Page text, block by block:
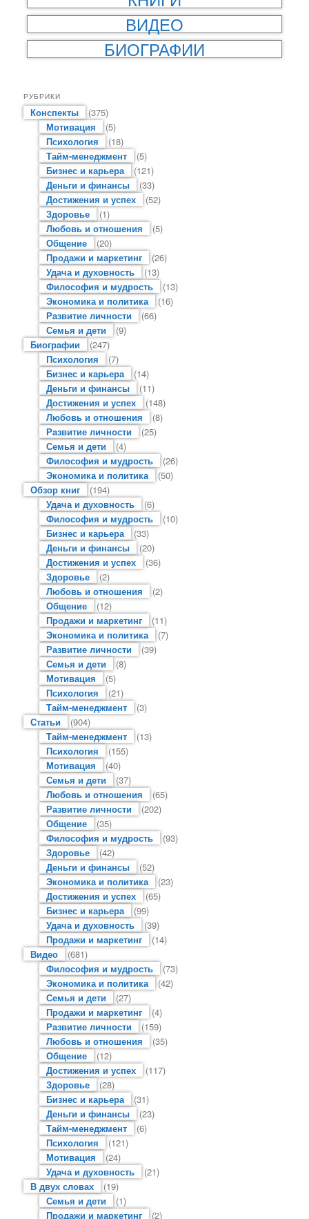
ВИДЕО
БИОГРАФИИ
РУБРИКИ
Конспекты
(375)
Мотивация
(5)
Психология
(18)
Тайм-менеджмент
(5)
Бизнес и карьера
(121)
Деньги и финансы
(33)
Достижения и успех
(52)
Здоровье
(1)
Любовь и отношения
(5)
Общение
(20)
Продажи и маркетинг
(26)
Удача и духовность
(13)
Философия и мудрость
(13)
Экономика и политика
(16)
Развитие личности
(66)
Семья и дети
(9)
Биографии
(247)
Психология
(7)
Бизнес и карьера
(14)
Деньги и финансы
(11)
Достижения и успех
(148)
Любовь и отношения
(8)
Развитие личности
(25)
Семья и дети
(4)
Философия и мудрость
(26)
Экономика и политика
(50)
Обзор книг
(194)
Удача и духовность
(6)
Философия и мудрость
(10)
Бизнес и карьера
(33)
Деньги и финансы
(20)
Достижения и успех
(36)
Здоровье
(2)
Любовь и отношения
(2)
Общение
(12)
Продажи и маркетинг
(11)
Экономика и политика
(7)
Развитие личности
(39)
Семья и дети
(8)
Мотивация
(5)
Психология
(21)
Тайм-менеджмент
(3)
Статьи
(904)
Тайм-менеджмент
(13)
Психология
(155)
Мотивация
(40)
Семья и дети
(37)
Любовь и отношения
(65)
Развитие личности
(202)
Общение
(35)
Философия и мудрость
(93)
Здоровье
(42)
Деньги и финансы
(52)
Экономика и политика
(23)
Достижения и успех
(65)
Бизнес и карьера
(99)
Удача и духовность
(39)
Продажи и маркетинг
(14)
Видео
(681)
Философия и мудрость
(73)
Экономика и политика
(42)
Семья и дети
(27)
Продажи и маркетинг
(4)
Развитие личности
(159)
Любовь и отношения
(35)
Общение
(12)
Достижения и успех
(117)
Здоровье
(28)
Бизнес и карьера
(31)
Деньги и финансы
(23)
Тайм-менеджмент
(6)
Психология
(121)
Мотивация
(24)
Удача и духовность
(21)
В двух словах
(19)
Семья и дети
(1)
Продажи и маркетинг
(2)